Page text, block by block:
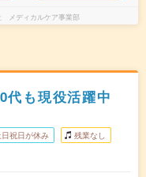
メディカルケア事業部
代も現役活躍中
日祝日が休み 残業なし